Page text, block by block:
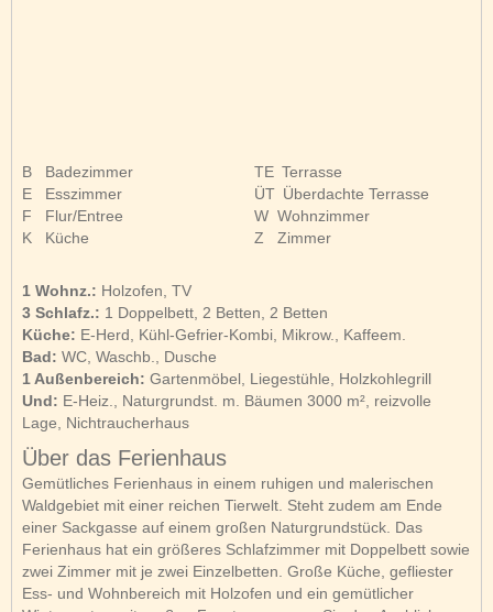
B
Badezimmer
E
Esszimmer
F
Flur/Entree
K
Küche
TE Terrasse
ÜT Überdachte Terrasse
W Wohnzimmer
Z
Zimmer
1 Wohnz.: Holzofen, TV
3 Schlafz.: 1 Doppelbett, 2 Betten, 2 Betten
Küche: E-Herd, Kühl-Gefrier-Kombi, Mikrow., Kaffeem.
Bad: WC, Waschb., Dusche
1 Außenbereich: Gartenmöbel, Liegestühle, Holzkohlegrill
Und: E-Heiz., Naturgrundst. m. Bäumen 3000 m², reizvolle
Lage, Nichtraucherhaus
Über das Ferienhaus
Gemütliches Ferienhaus in einem ruhigen und malerischen
Waldgebiet mit einer reichen Tierwelt. Steht zudem am Ende
einer Sackgasse auf einem großen Naturgrundstück. Das
Ferienhaus hat ein größeres Schlafzimmer mit Doppelbett sowie
zwei Zimmer mit je zwei Einzelbetten. Große Küche, gefliester
Ess- und Wohnbereich mit Holzofen und ein gemütlicher